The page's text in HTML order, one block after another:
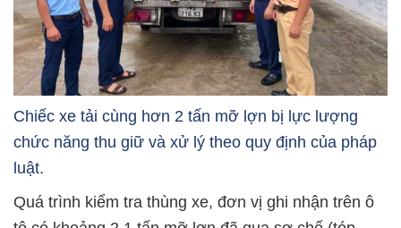
Chiếc xe tải cùng hơn 2 tấn mỡ lợn bị lực lượng
chức năng thu giữ và xử lý theo quy định của pháp
luật.
Quá trình kiểm tra thùng xe, đơn vị ghi nhận trên ô